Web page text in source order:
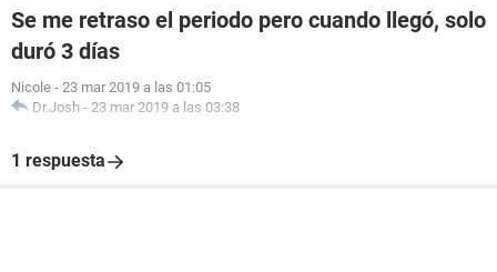
Se me retraso el periodo pero cuando llegó, solo
duró 3 días
Nicole - 23 mar 2019 a las 01:05
Dr.Josh - 23 mar 2019 a las 03:38
1 respuesta